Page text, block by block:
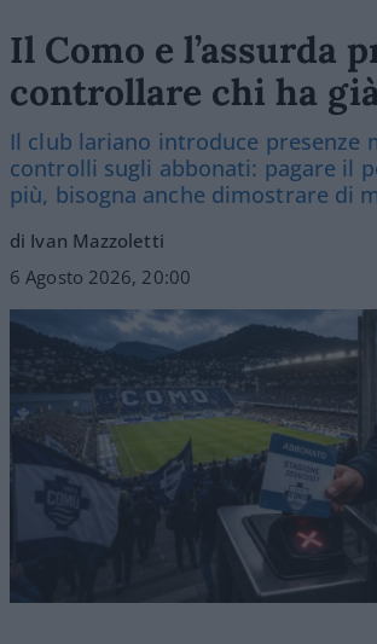
Il Como e l’assurda
controllare chi ha
Il club lariano introduce presenze
controlli sugli abbonati: pagare il
più, bisogna anche dimostrare di
di Ivan Mazzoletti
6 Agosto 2026, 20:00